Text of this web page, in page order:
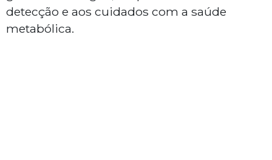
detecção e aos cuidados com a saúde
metabólica.